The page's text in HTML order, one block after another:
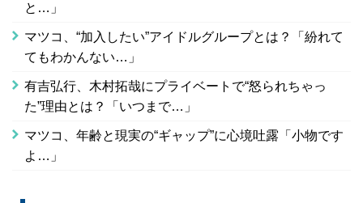
と…」
マツコ、“加入したい”アイドルグループとは？「紛れて
てもわかんない…」
有吉弘行、木村拓哉にプライベートで“怒られちゃっ
た”理由とは？「いつまで…」
マツコ、年齢と現実の“ギャップ”に心境吐露「小物です
よ…」